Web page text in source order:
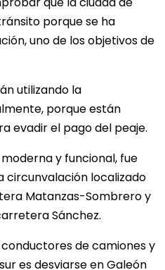
porque se ha
uno de los objetivos de
utilizando la
porque están
evadir el pago del peaje.
y funcional, fue
circunvalación localizado
Matanzas-Sombrero y
Sánchez.
de camiones y
es desviarse en Galeón